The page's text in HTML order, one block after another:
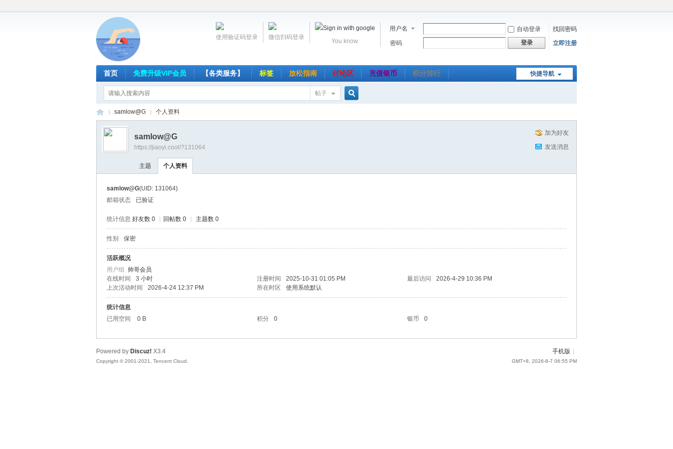
用户名 自动登录
找回密码
密码
登录 立即注册
You know.
微信扫码登录
使用验证码登录
快捷导航
首页 免费升级VIP会员 【各类服务】 标签 放松指南 讨论区 充值银币 积分排行
帖子
网
›
samlow@G 个人资料
加为好友
发送消息
samlow@G
https://jiaoyi.cool/?131064
主题 个人资料
samlow@G(UID: 131064)
邮箱状态
已验证
统计信息 好友数 0 回帖数 0 主题数 0
性别 保密
活跃概况
用户组 帅哥会员
在线时间
3 小时 注册时间 2025-10-31 01:05 PM 最后访问
2026-4-29 10:36 PM
上次活动时间
2026-4-24 12:37 PM 所在时区 使用系统默认
统计信息
已用空间
0 B 积分 0 银币 0
手机版
GMT+8, 2026-8-7 06:55 PM
Powered by Discuz! X3.4
Copyright © 2001-2021, Tencent Cloud.